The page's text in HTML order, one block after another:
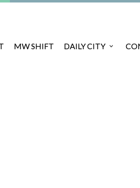
MW SHIFT DAILY CITY